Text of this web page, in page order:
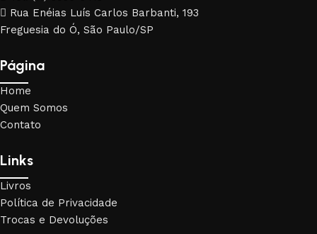
Rua Enéias Luís Carlos Barbanti, 193
Freguesia do Ó, São Paulo/SP
Página
Home
Quem Somos
Contato
Links
Livros
Política de Privacidade
Trocas e Devoluções